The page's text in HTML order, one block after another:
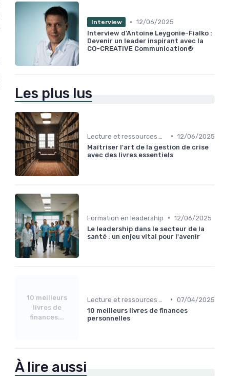
Interview • 12/06/2025
Interview d'Antoine Leygonie-Fialko :
Devenir un leader inspirant avec la
CO-CREATiVE Communication®
Les plus lus
• 12/06/2025
Maîtriser l'art de la gestion de crise
avec des livres essentiels
Formation en leadership • 12/06/2025
Le leadership dans le secteur de la
santé : un enjeu vital pour l'avenir
10 meilleurs
livres de
finances...
• 07/04/2025
10 meilleurs livres de finances
personnelles
À lire aussi